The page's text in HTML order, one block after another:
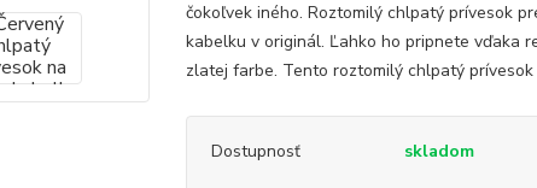
čokoľvek iného. Roztomilý chlpatý prívesok
kabelku v originál. Ľahko ho pripnete vďaka
zlatej farbe. Tento roztomilý chlpatý prívesok
Dostupnosť skladom